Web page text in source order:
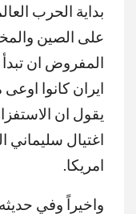
بداية الحرب
على الصين
المفروض ان تبدأ
ايران كانوا
يقول ان
اغتيال سليماني
امريكا.
واخيراً وفي